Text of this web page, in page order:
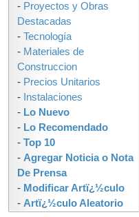
- Proyectos y Obras
Destacadas
- Tecnología
- Materiales de
Construccion
- Precios Unitarios
- Instalaciones
- Lo Nuevo
- Lo Recomendado
- Top 10
- Agregar Noticia o Nota
De Prensa
- Modificar Artï¿½culo
- Artï¿½culo Aleatorio